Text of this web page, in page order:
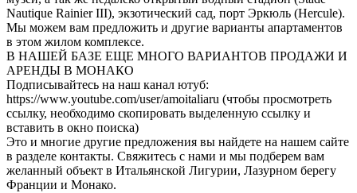
Nautique Rainier III), экзотический сад, порт Эркюль (Hercule).
Мы можем вам предложить и другие варианты апартаментов
в этом жилом комплексе.
В НАШЕЙ БАЗЕ ЕЩЕ МНОГО ВАРИАНТОВ ПРОДАЖИ И
АРЕНДЫ В МОНАКО
Подписывайтесь на наш канал ютуб:
https://www.youtube.com/user/amoitaliaru (чтобы просмотреть
ссылку, необходимо скопировать выделенную ссылку и
вставить в окно поиска)
Это и многие другие предложения вы найдете на нашем сайте
в разделе контакты. Свяжитесь с нами и мы подберем вам
желанный объект в Итальянской Лигурии, Лазурном берегу
Франции и Монако.